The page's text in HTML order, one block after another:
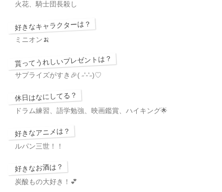
火花、騎士団長殺し
好きなキャラクターは？
ミニオン🍌
貰ってうれしいプレゼントは？
サプライズがすき🎉( ˶'-'˶)♡
休日はなにしてる？
ドラム練習、語学勉強、映画鑑賞、ハイキング🌟
好きなアニメは？
ルパン三世！！
好きなお酒は？
炭酸もの大好き！💕